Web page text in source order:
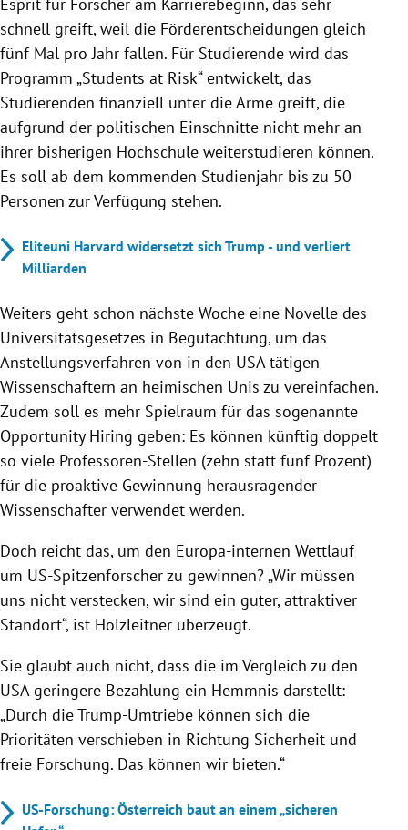
schnell greift, weil die Förderentscheidungen gleich
fünf Mal pro Jahr fallen. Für Studierende wird das
Programm „Students at Risk“ entwickelt, das
Studierenden finanziell unter die Arme greift, die
aufgrund der politischen Einschnitte nicht mehr an
ihrer bisherigen Hochschule weiterstudieren können.
Es soll ab dem kommenden Studienjahr bis zu 50
Personen zur Verfügung stehen.
Eliteuni Harvard widersetzt sich Trump - und verliert
Milliarden
Weiters geht schon nächste Woche eine Novelle des
Universitätsgesetzes in Begutachtung, um das
Anstellungsverfahren von in den USA tätigen
Wissenschaftern an heimischen Unis zu vereinfachen.
Zudem soll es mehr Spielraum für das sogenannte
Opportunity Hiring geben: Es können künftig doppelt
so viele Professoren-Stellen (zehn statt fünf Prozent)
für die proaktive Gewinnung herausragender
Wissenschafter verwendet werden.
Doch reicht das, um den Europa-internen Wettlauf
um US-Spitzenforscher zu gewinnen? „Wir müssen
uns nicht verstecken, wir sind ein guter, attraktiver
Standort“, ist Holzleitner überzeugt.
Sie glaubt auch nicht, dass die im Vergleich zu den
USA geringere Bezahlung ein Hemmnis darstellt:
„Durch die Trump-Umtriebe können sich die
Prioritäten verschieben in Richtung Sicherheit und
freie Forschung. Das können wir bieten.“
US-Forschung: Österreich baut an einem „sicheren